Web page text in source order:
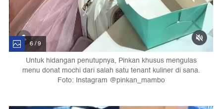
6 / 9
Untuk hidangan penutupnya, Pinkan khusus mengulas
menu donat mochi dari salah satu tenant kuliner di sana.
Foto: Instagram @pinkan_mambo